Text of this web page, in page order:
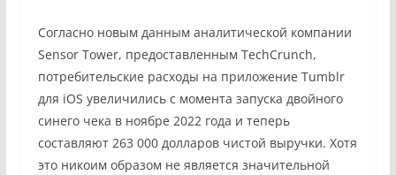
Согласно новым данным аналитической компании
Sensor Tower, предоставленным TechCrunch,
потребительские расходы на приложение Tumblr
для iOS увеличились с момента запуска двойного
синего чека в ноябре 2022 года и теперь
составляют 263 000 долларов чистой выручки. Хотя
это никоим образом не является значительной